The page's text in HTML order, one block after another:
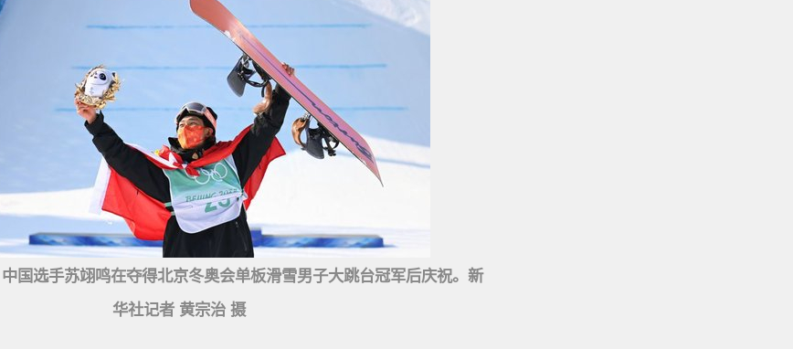
国选手苏翊鸣在夺得北京冬奥会单板滑雪男子大跳台冠军后庆祝。新
华社记者 黄宗治 摄